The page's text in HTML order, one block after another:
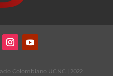
Colombiano UCNC | 2022